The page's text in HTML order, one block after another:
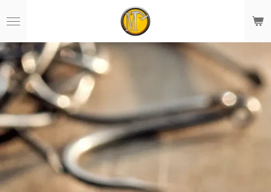
Hauptinhalt